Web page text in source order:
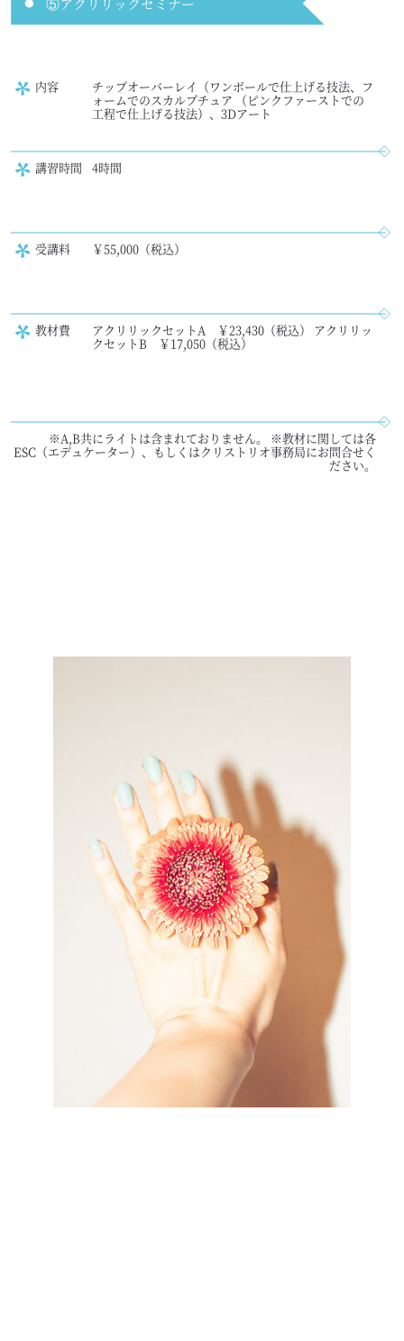
内容 チップオーバーレイ（ワンボールで仕上げる技法、フ
ォームでのスカルプチュア （ピンクファーストでの
工程で仕上げる技法）、3Dアート
講習時間 4時間
受講料 ￥55,000（税込）
教材費 アクリリックセットA ￥23,430（税込） アクリリッ
クセットB ￥17,050（税込）
※A,B共にライトは含まれておりません。 ※教材に関しては各
ESC（エデュケーター）、もしくはクリストリオ事務局にお問合せく
ださい。